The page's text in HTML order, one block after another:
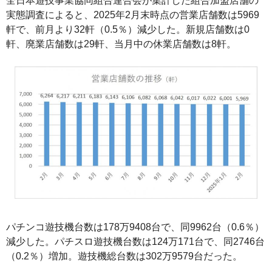
実態調査によると、2025年2月末時点の営業店舗数は5969
軒で、前月より32軒（0.5％）減少した。新規店舗数は0
軒、廃業店舗数は29軒、当月中の休業店舗数は8軒。
パチンコ遊技機台数は178万9408台で、同9962台（0.6％）
減少した。パチスロ遊技機台数は124万171台で、同2746台
（0.2％）増加。遊技機総台数は302万9579台だった。